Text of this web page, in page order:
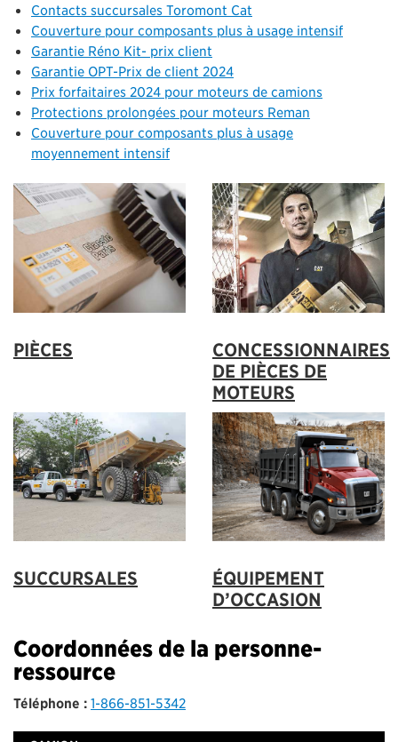
Contacts succursales Toromont Cat
Couverture pour composants plus à usage intensif
Garantie Réno Kit- prix client
Garantie OPT-Prix de client 2024
Prix forfaitaires 2024 pour moteurs de camions
Protections prolongées pour moteurs Reman
Couverture pour composants plus à usage
moyennement intensif
PIÈCES
CONCESSIONNAIRES
DE PIÈCES DE
MOTEURS
SUCCURSALES
ÉQUIPEMENT
D’OCCASION
Coordonnées de la personne-
ressource
Téléphone : 1-866-851-5342